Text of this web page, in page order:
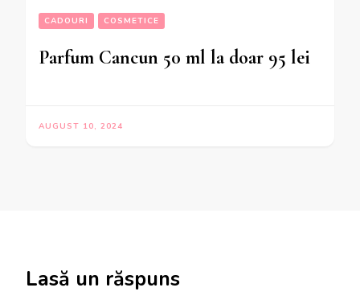
CADOURI COSMETICE
Parfum Cancun 50 ml la doar 95 lei
AUGUST 10, 2024
Lasă un răspuns